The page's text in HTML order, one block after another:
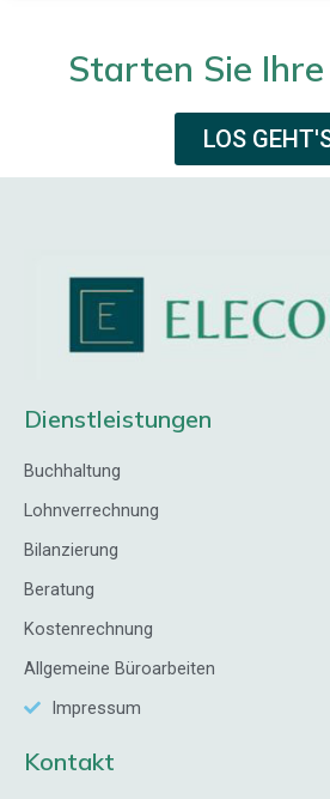
Starten Sie
LOS
Dienstleistungen
Buchhaltung
Lohnverrechnung
Bilanzierung
Beratung
Kostenrechnung
Allgemeine Büroarbeiten
Impressum
Kontakt